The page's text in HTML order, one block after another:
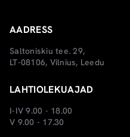
AADRESS
Saltoniskiu tee. 29,
LT-08106, Vilnius, Leedu
LAHTIOLEKUAJAD
I-IV 9.00 - 18.00
V 9.00 - 17.30